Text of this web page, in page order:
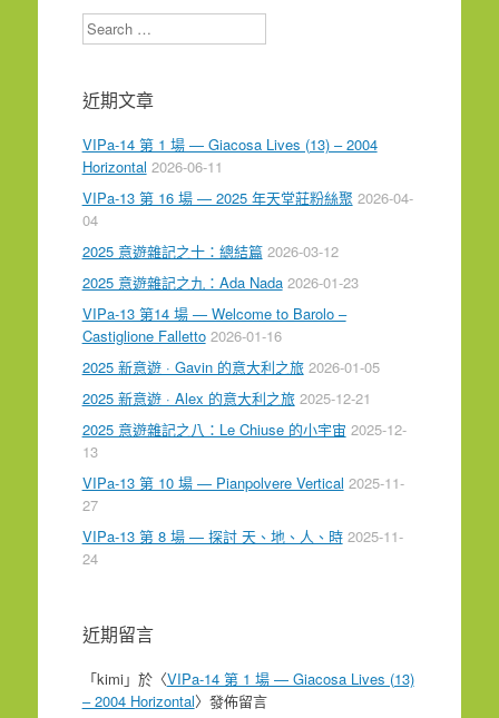
Search
近期文章
VIPa-14 第 1 場 — Giacosa Lives (13) – 2004
Horizontal 2026-06-11
VIPa-13 第 16 場 — 2025 年天堂莊粉絲聚 2026-04-
04
2025 意遊雜記之十：總結篇 2026-03-12
2025 意遊雜記之九：Ada Nada 2026-01-23
VIPa-13 第14 場 — Welcome to Barolo –
Castiglione Falletto 2026-01-16
2025 新意遊 · Gavin 的意大利之旅 2026-01-05
2025 新意遊 · Alex 的意大利之旅 2025-12-21
2025 意遊雜記之八：Le Chiuse 的小宇宙 2025-12-
13
VIPa-13 第 10 場 — Pianpolvere Vertical 2025-11-
27
VIPa-13 第 8 場 — 探討 天、地、人、時 2025-11-
24
近期留言
「kimi 」於〈VIPa-14 第 1 場 — Giacosa Lives (13)
– 2004 Horizontal〉發佈留言